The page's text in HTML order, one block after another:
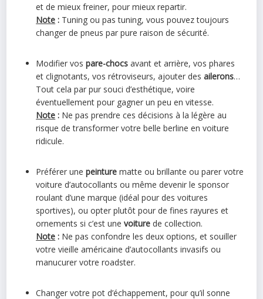
et de mieux freiner, pour mieux repartir.
Note : Tuning ou pas tuning, vous pouvez toujours
changer de pneus par pure raison de sécurité.
Modifier vospare-chocs avant et arrière, vos phares
et clignotants, vos rétroviseurs, ajouter desailerons…
Tout cela par pur souci d’esthétique, voire
éventuellement pour gagner un peu en vitesse.
Note : Ne pas prendre ces décisions à la légère au
risque de transformer votre belle berline en voiture
ridicule.
Préférer unepeinture matte ou brillante ou parer votre
voiture d’autocollants ou même devenir le sponsor
roulant d’une marque (idéal pour des voitures
sportives), ou opter plutôt pour de fines rayures et
ornements si c’est unevoiture de collection.
Note : Ne pas confondre les deux options, et souiller
votre vieille américaine d’autocollants invasifs ou
manucurer votre roadster.
Changer votre pot d’échappement, pour qu’il sonne